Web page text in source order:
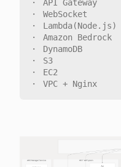
・ API Gateway
・ WebSocket
・ Lambda(Node.js)
・ Amazon Bedrock
・ DynamoDB
・ S3
・ EC2